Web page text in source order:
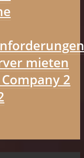
mieten
2